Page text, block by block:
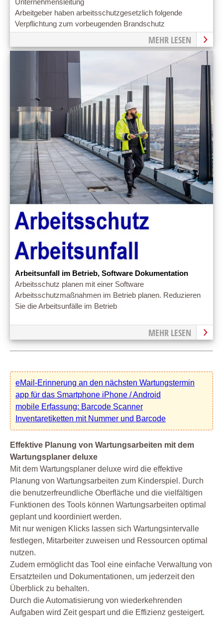
Unternehmensleitung
Arbeitgeber haben arbeitsschutzgesetzlich folgende
Verpflichtung zum vorbeugenden Brandschutz
MEHR LESEN
Arbeitsunfall im Betrieb, Software Dokumentation
Arbeitsschutz planen mit einer Software
Arbeitsschutzmaßnahmen im Betrieb planen. Reduzieren
Sie die Arbeitsunfälle im Betrieb
MEHR LESEN
eMail-Erinnerung an den nächsten Wartungstermin
app für das Smartphone iPhone / Android
mobile Erfassung: Barcode Scanner
Inventaretiketten mit Nummer und Barcode
Effektive Planung von Wartungsarbeiten mit dem
Wartungsplaner deluxe
Mit dem Wartungsplaner deluxe wird die effektive
Planung von Wartungsarbeiten zum Kinderspiel. Durch
die benutzerfreundliche Oberfläche und die vielfältigen
Funktionen des Tools können Wartungsarbeiten optimal
geplant und koordiniert werden.
Mit nur wenigen Klicks lassen sich Wartungsintervalle
festlegen, Mitarbeiter zuweisen und Ressourcen optimal
nutzen.
Zudem ermöglicht das Tool eine einfache Verwaltung von
Ersatzteilen und Dokumentationen, um jederzeit den
Überblick zu behalten.
Durch die Automatisierung von wiederkehrenden
Aufgaben wird Zeit gespart und die Effizienz gesteigert.